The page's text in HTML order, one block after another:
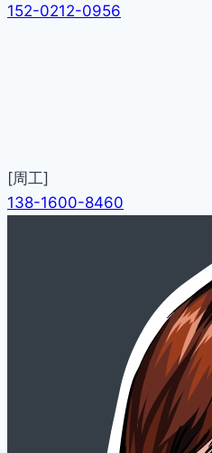
152-0212-0956
[周工]
138-1600-8460